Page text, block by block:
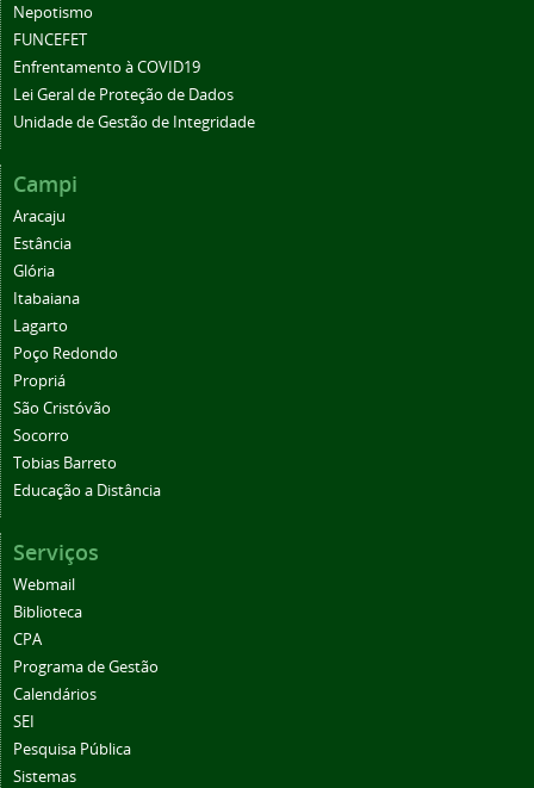
Nepotismo
FUNCEFET
Enfrentamento à COVID19
Lei Geral de Proteção de Dados
Unidade de Gestão de Integridade
Campi
Aracaju
Estância
Glória
Itabaiana
Lagarto
Poço Redondo
Propriá
São Cristóvão
Socorro
Tobias Barreto
Educação a Distância
Serviços
Webmail
Biblioteca
CPA
Programa de Gestão
Calendários
SEI
Pesquisa Pública
Sistemas